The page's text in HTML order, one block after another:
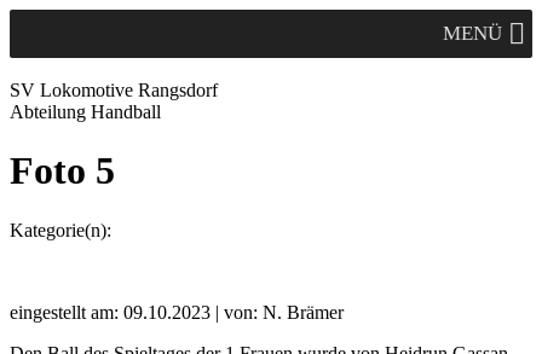
MENÜ
SV Lokomotive Rangsdorf
Abteilung Handball
Foto 5
Kategorie(n):
eingestellt am: 09.10.2023 | von: N. Brämer